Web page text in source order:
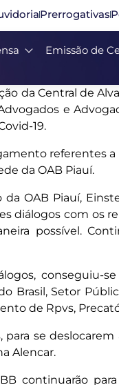
Prerrogativas
Emissão de
da Central de
e
19.
referentes a
da OAB Piauí.
OAB Piauí,
diálogos com os
possível.
conseguiu-
Brasil, Setor
de Rpvs,
se
Alencar.
continuarão